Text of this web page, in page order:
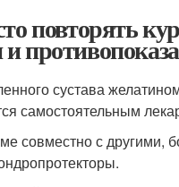
повторять
сустава
самостоятельным
совместно с другими,